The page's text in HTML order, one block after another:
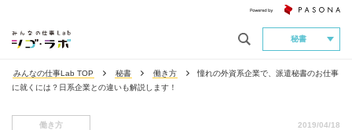
秘書
みんなの仕事Lab TOP 秘書 働き方
憧れの外資系企業で、派遣秘書のお仕事
に就くには？日系企業との違いも解説します！
働き方 2019/04/18